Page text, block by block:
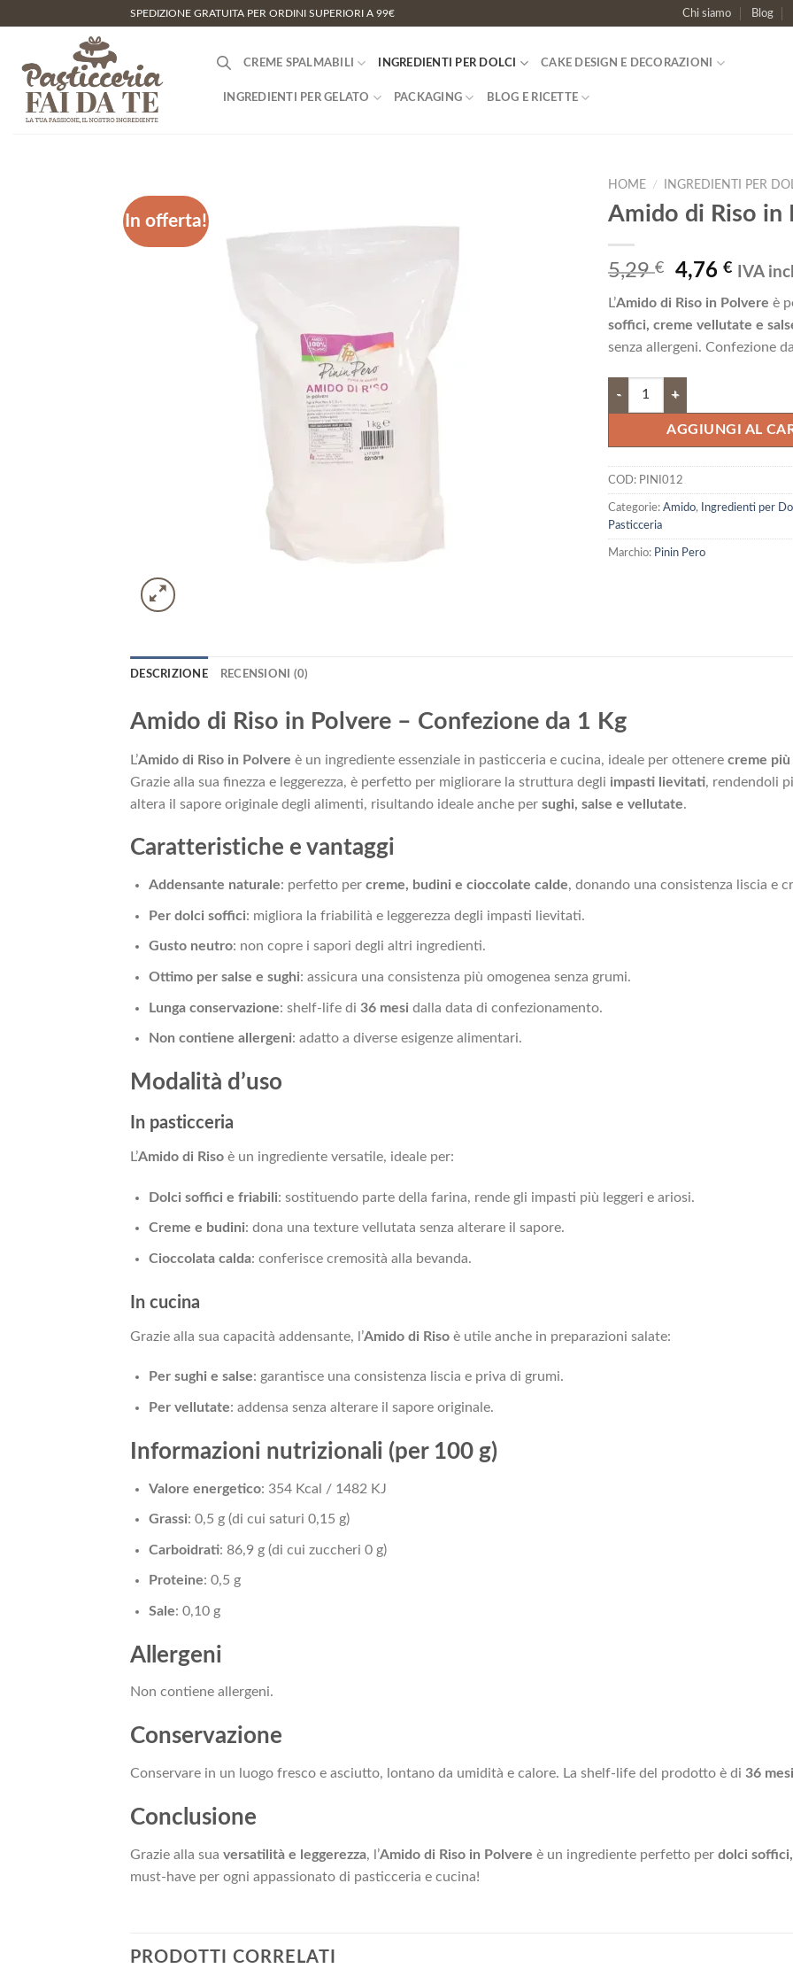
SPEDIZIONE GRATUITA PER ORDINI SUPERIORI A 99€ Chi siamo Blog
CREME SPALMABILI INGREDIENTI PER DOLCI CAKE DESIGN E DECORAZIONI
INGREDIENTI PER GELATO PACKAGING BLOG E RICETTE
In offerta!
HOME / INGREDIENTI PER
Amido di Riso in
5,29€
Il
originale
era:
5,29 €.
4,76€Il
è:
4,76 €.
IVA
L’Amido di Riso in Polvere è
soffici, creme vellutate e
senza allergeni. Confezione da
Amido di Riso in Polvere quantità
AGGIUNGI AL
COD: PINI012
Categorie: Amido, Ingredienti per
Pasticceria
Marchio: Pinin Pero
DESCRIZIONE RECENSIONI (0)
Amido di Riso in Polvere – Confezione da 1 Kg
L’Amido di Riso in Polvere è un ingrediente essenziale in pasticceria e cucina, ideale per ottenere creme
Grazie alla sua finezza e leggerezza, è perfetto per migliorare la struttura degli impasti lievitati, rendendoli
altera il sapore originale degli alimenti, risultando ideale anche per sughi, salse e vellutate.
Caratteristiche e vantaggi
Addensante naturale: perfetto per creme, budini e cioccolate calde, donando una consistenza liscia e
Per dolci soffici: migliora la friabilità e leggerezza degli impasti lievitati.
Gusto neutro: non copre i sapori degli altri ingredienti.
Ottimo per salse e sughi: assicura una consistenza più omogenea senza grumi.
Lunga conservazione: shelf-life di 36 mesi dalla data di confezionamento.
Non contiene allergeni: adatto a diverse esigenze alimentari.
Modalità d’uso
In pasticceria
L’Amido di Riso è un ingrediente versatile, ideale per:
Dolci soffici e friabili: sostituendo parte della farina, rende gli impasti più leggeri e ariosi.
Creme e budini: dona una texture vellutata senza alterare il sapore.
Cioccolata calda: conferisce cremosità alla bevanda.
In cucina
Grazie alla sua capacità addensante, l’Amido di Riso è utile anche in preparazioni salate:
Per sughi e salse: garantisce una consistenza liscia e priva di grumi.
Per vellutate: addensa senza alterare il sapore originale.
Informazioni nutrizionali (per 100 g)
Valore energetico: 354 Kcal / 1482 KJ
Grassi: 0,5 g (di cui saturi 0,15 g)
Carboidrati: 86,9 g (di cui zuccheri 0 g)
Proteine: 0,5 g
Sale: 0,10 g
Allergeni
Non contiene allergeni.
Conservazione
Conservare in un luogo fresco e asciutto, lontano da umidità e calore. La shelf-life del prodotto è di 36 mesi
Conclusione
Grazie alla sua versatilità e leggerezza, l’Amido di Riso in Polvere è un ingrediente perfetto per dolci
must-have per ogni appassionato di pasticceria e cucina!
PRODOTTI CORRELATI